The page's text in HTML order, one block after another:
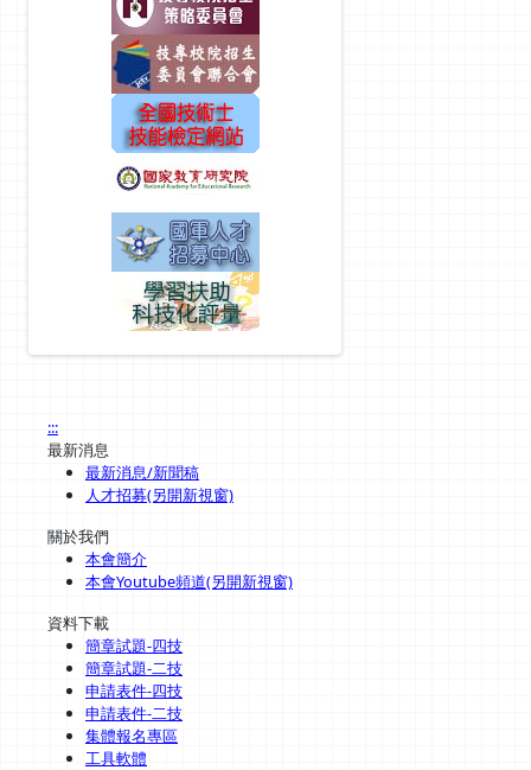
:::
最新消息
最新消息/新聞稿
人才招募(另開新視窗)
關於我們
本會簡介
本會Youtube頻道(另開新視窗)
資料下載
簡章試題-四技
簡章試題-二技
申請表件-四技
申請表件-二技
集體報名專區
工具軟體